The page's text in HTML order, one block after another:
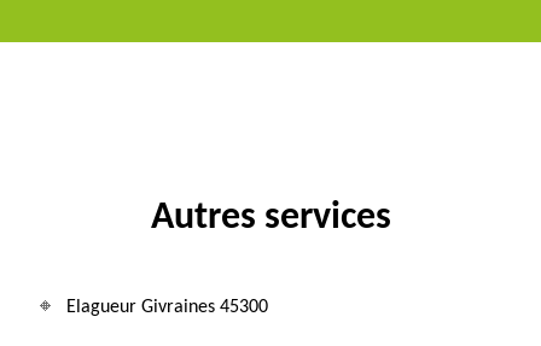
Autres services
Elagueur Givraines 45300